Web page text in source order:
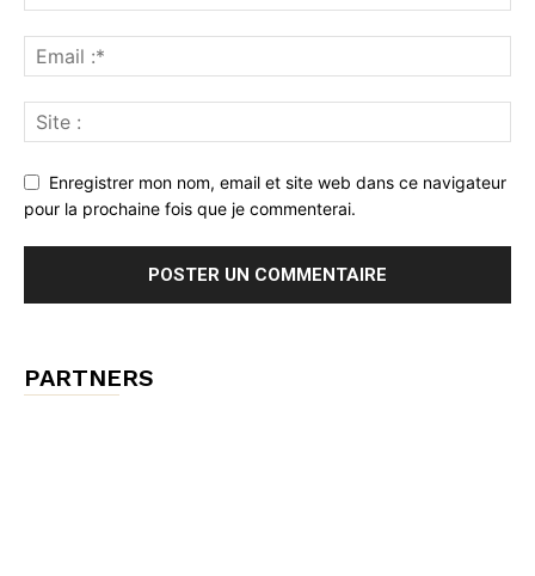
Enregistrer mon nom, email et site web dans ce navigateur
pour la prochaine fois que je commenterai.
PARTNERS